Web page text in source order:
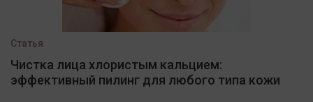
Статья
Чистка лица хлористым кальцием:
эффективный пилинг для любого типа кожи